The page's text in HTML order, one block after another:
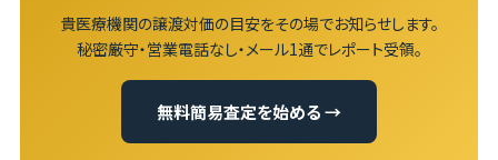
貴医療機関の譲渡対価の目安をその場でお知らせします。
秘密厳守・営業電話なし・メール1通でレポート受領。
無料簡易査定を始める →